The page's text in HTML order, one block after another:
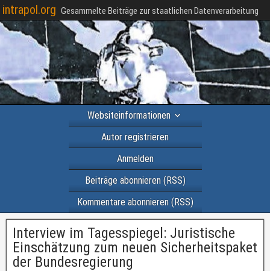
intrapol.org Gesammelte Beiträge zur staatlichen Datenverarbeitung
Websiteinformationen
Autor registrieren
Anmelden
Beiträge abonnieren (RSS)
Kommentare abonnieren (RSS)
Interview im Tagesspiegel: Juristische
Einschätzung zum neuen Sicherheitspaket
der Bundesregierung